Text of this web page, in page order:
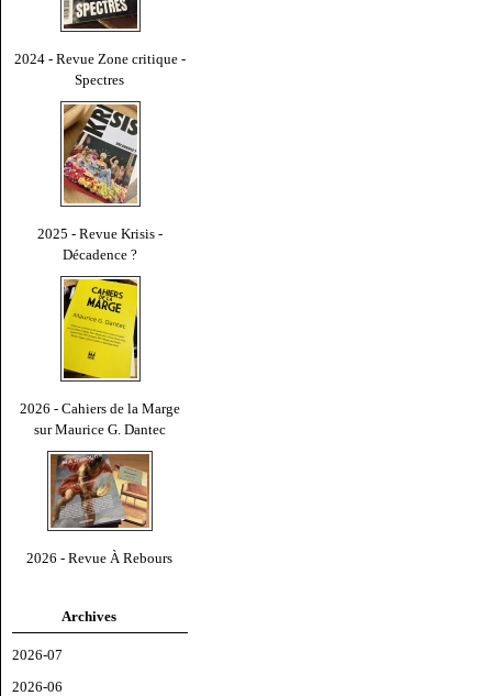
2024 - Revue Zone critique -
Spectres
2025 - Revue Krisis -
Décadence ?
2026 - Cahiers de la Marge
sur Maurice G. Dantec
2026 - Revue À Rebours
Archives
2026-07
2026-06